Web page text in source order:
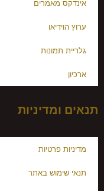
אינדקס מאמרים
ערוץ הוידיאו
גלריית תמונות
ארכיון
תנאים ומדיניות
מדיניות פרטיות
תנאי שימוש באתר